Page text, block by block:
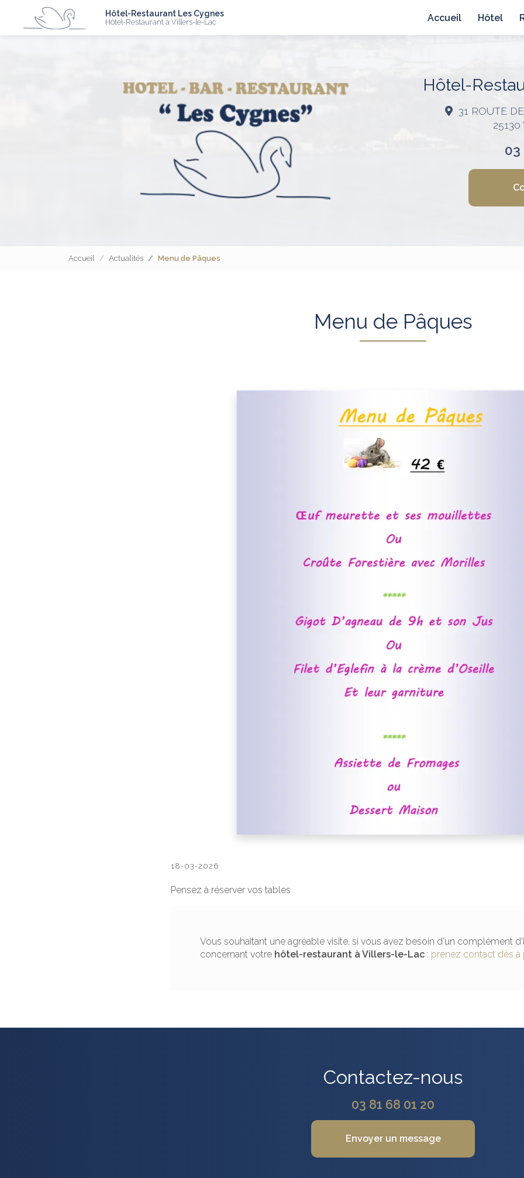
contenu
Hôtel-Restaurant Les Cygnes
Hôtel-Restaurant à Villers-le-Lac
Accueil
Hôtel
Hôtel-
31 ROUTE
03
Accueil Actualités Menu de Pâques
Menu de Pâques
18-03-2026
Pensez à réserver vos tables
Vous souhaitant une agréable visite, si vous avez besoin d'un complément
concernant votre hôtel-restaurant à Villers-le-Lac : prenez contact dès à
Contactez-nous
03 81 68 01 20
Envoyer un message